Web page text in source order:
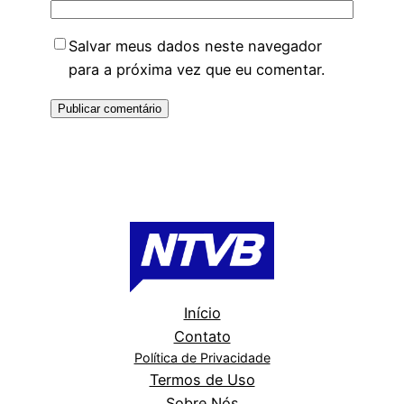
Salvar meus dados neste navegador
para a próxima vez que eu comentar.
Início
Contato
Política de Privacidade
Termos de Uso